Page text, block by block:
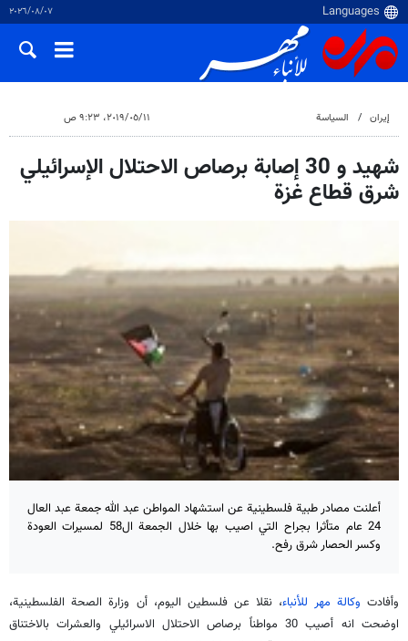
٠٧‏/٠٨‏/٢٠٢٦
إيران السياسة ١١‏/٠٥‏/٢٠١٩، ٩:٢٣ ص
شهيد و 30 إصابة برصاص الاحتلال الإسرائيلي
شرق قطاع غزة
أعلنت مصادر طبية فلسطينية عن استشهاد المواطن عبد الله جمعة عبد العال
24 عام متأثرا بجراح التي اصيب بها خلال الجمعة ال58 لمسيرات العودة
وكسر الحصار شرق رفح.
وأفادت وكالة مهر للأنباء، نقلا عن فلسطين اليوم، أن وزارة الصحة الفلسطينية،
اوضحت انه أصيب 30 مواطناً برصاص الاحتلال الاسرائيلي والعشرات بالاختناق